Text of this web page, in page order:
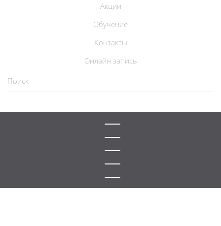
Акции
Обучение
Контакты
Онлайн запись